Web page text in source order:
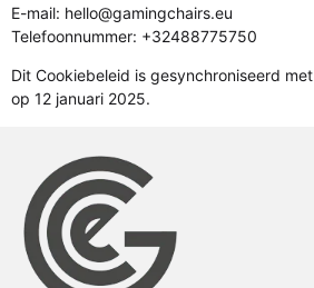
E-mail: hello@gamingchairs.eu
Telefoonnummer: +32488775750
Dit Cookiebeleid is gesynchroniseerd met
op 12 januari 2025.